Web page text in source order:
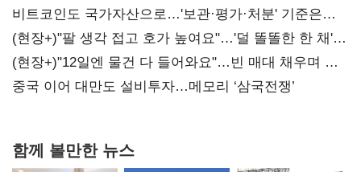
비트코인도 국가자산으로…'보관·평가·처분' 기준은
숙제
(현장+)"팔 생각 접고 호가 높여요"…'덜 똘똘한 한 채'
20억 키맞추기
(현장+)"12일엔 물건 다 들어와요"…빈 매대 채우며 문
연 홈플러스
중국 이어 대만도 설비투자…메모리 ‘삼국전쟁’
함께 볼만한 뉴스